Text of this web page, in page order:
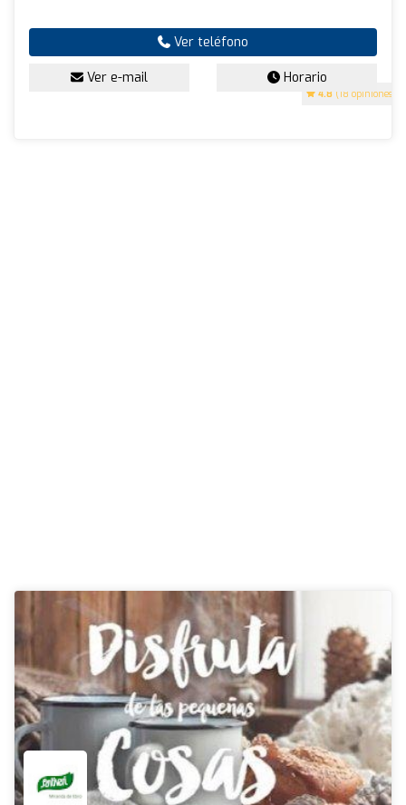
4.8 (18 opiniones)
Ver teléfono
Ver e-mail Horario